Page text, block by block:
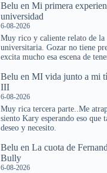
Belu enMi primera
universidad
6-08-2026
Muy rico y caliente relato de la
universitaria. Gozar no tiene
excita mucho esa escena de
Belu enMI vida junto a mi
III
6-08-2026
Muy rica tercera parte..Me
siento Kary esperando eso que
deseo y necesito.
Belu enLa cuota de
Bully
6-08-2026